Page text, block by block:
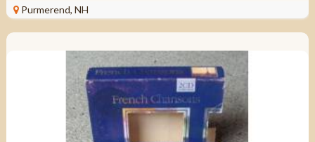
Kwaliteit: ZO GOED ...
Purmerend, NH